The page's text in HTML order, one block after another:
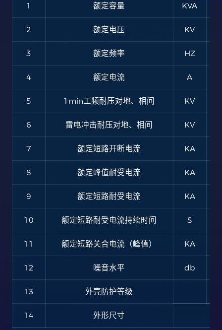
1 额定容量 KVA
2 额定电压 KV
3 额定频率 HZ
4 额定电流 A
5 1min工频耐压对地、相间 KV
6 雷电冲击耐压对地、相间 KV
7 额定短路开断电流 KA
8 额定峰值耐受电流 KA
9 额定短路耐受电流 KA
10 额定短路耐受电流持续时间 S
11 额定短路关合电流（峰值） KA
12 噪音水平 db
13 外壳防护等级
14 外形尺寸